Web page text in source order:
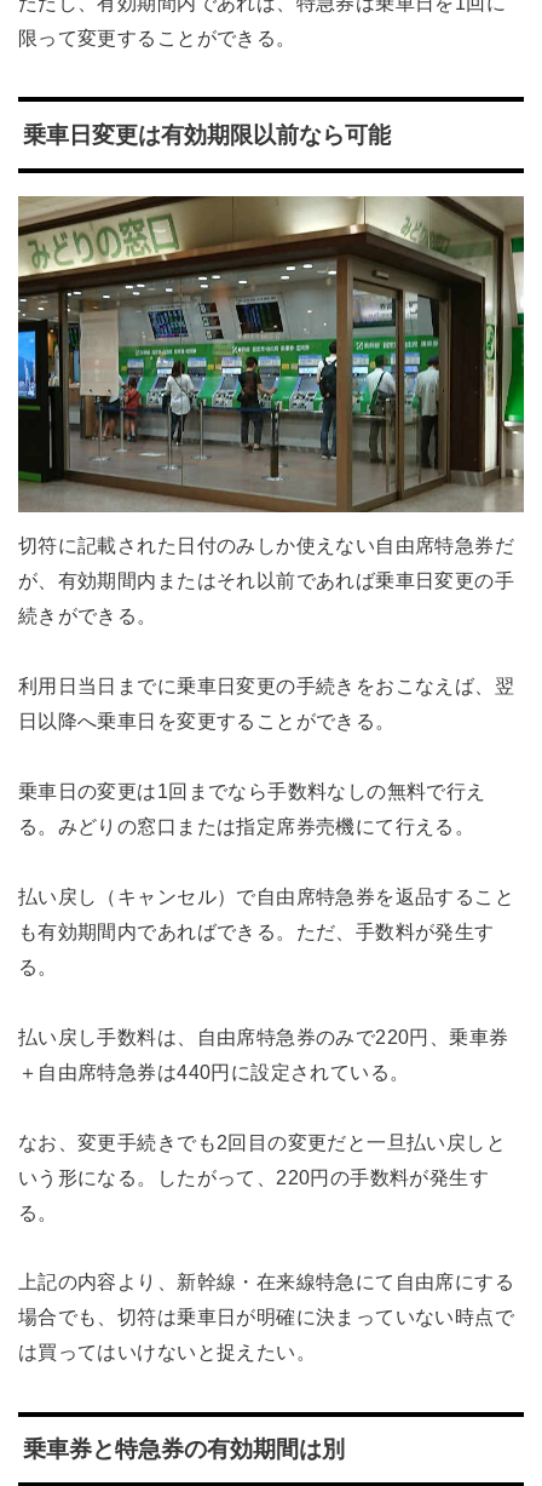
限って変更することができる。
乗車日変更は有効期限以前なら可能
切符に記載された日付のみしか使えない自由席特急券だ
が、有効期間内またはそれ以前であれば乗車日変更の手
続きができる。
利用日当日までに乗車日変更の手続きをおこなえば、翌
日以降へ乗車日を変更することができる。
乗車日の変更は1回までなら手数料なしの無料で行え
る。みどりの窓口または指定席券売機にて行える。
払い戻し（キャンセル）で自由席特急券を返品すること
も有効期間内であればできる。ただ、手数料が発生す
る。
払い戻し手数料は、自由席特急券のみで220円、乗車券
＋自由席特急券は440円に設定されている。
なお、変更手続きでも2回目の変更だと一旦払い戻しと
いう形になる。したがって、220円の手数料が発生す
る。
上記の内容より、新幹線・在来線特急にて自由席にする
場合でも、切符は乗車日が明確に決まっていない時点で
は買ってはいけないと捉えたい。
乗車券と特急券の有効期間は別